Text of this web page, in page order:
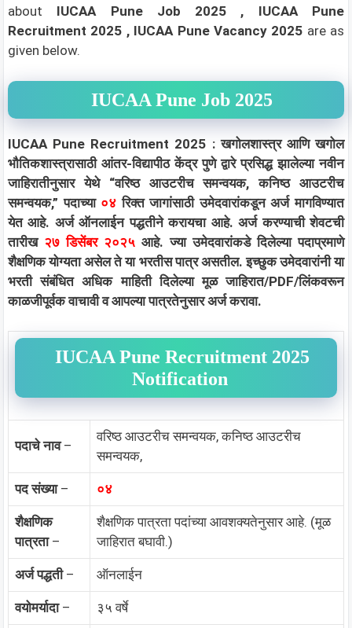
about IUCAA Pune Job 2025 , IUCAA Pune
Recruitment 2025 , IUCAA Pune Vacancy 2025 are as
given below.
IUCAA Pune Job 2025
IUCAA Pune Recruitment 2025 : खगोलशास्त्र आणि खगोल
भौतिकशास्त्रासाठी आंतर-विद्यापीठ केंद्र पुणे द्वारे प्रसिद्ध झालेल्या नवीन
जाहिरातीनुसार येथे “वरिष्ठ आउटरीच समन्वयक, कनिष्ठ आउटरीच
समन्वयक,” पदाच्या ०४रिक्त जागांसाठी उमेदवारांकडून अर्ज मागविण्यात
येत आहे. अर्ज ऑनलाईन पद्धतीने करायचा आहे. अर्ज करण्याची शेवटची
तारीख २७ डिसेंबर २०२५ आहे. ज्या उमेदवारांकडे दिलेल्या पदाप्रमाणे
शैक्षणिक योग्यता असेल ते या भरतीस पात्र असतील. इच्छुक उमेदवारांनी या
भरती संबंधित अधिक माहिती दिलेल्या मूळ जाहिरात/PDF/लिंकवरून
काळजीपूर्वक वाचावी व आपल्या पात्रतेनुसार अर्ज करावा.
IUCAA Pune Recruitment 2025
Notification
पदाचे नाव–
वरिष्ठ आउटरीच समन्वयक, कनिष्ठ आउटरीच
समन्वयक,
पद संख्या– ०४
शैक्षणिक
पात्रता–
शैक्षणिक पात्रता पदांच्या आवशक्यतेनुसार आहे. (मूळ
जाहिरात बघावी.)
अर्ज पद्धती– ऑनलाईन
वयोमर्यादा– ३५ वर्षे